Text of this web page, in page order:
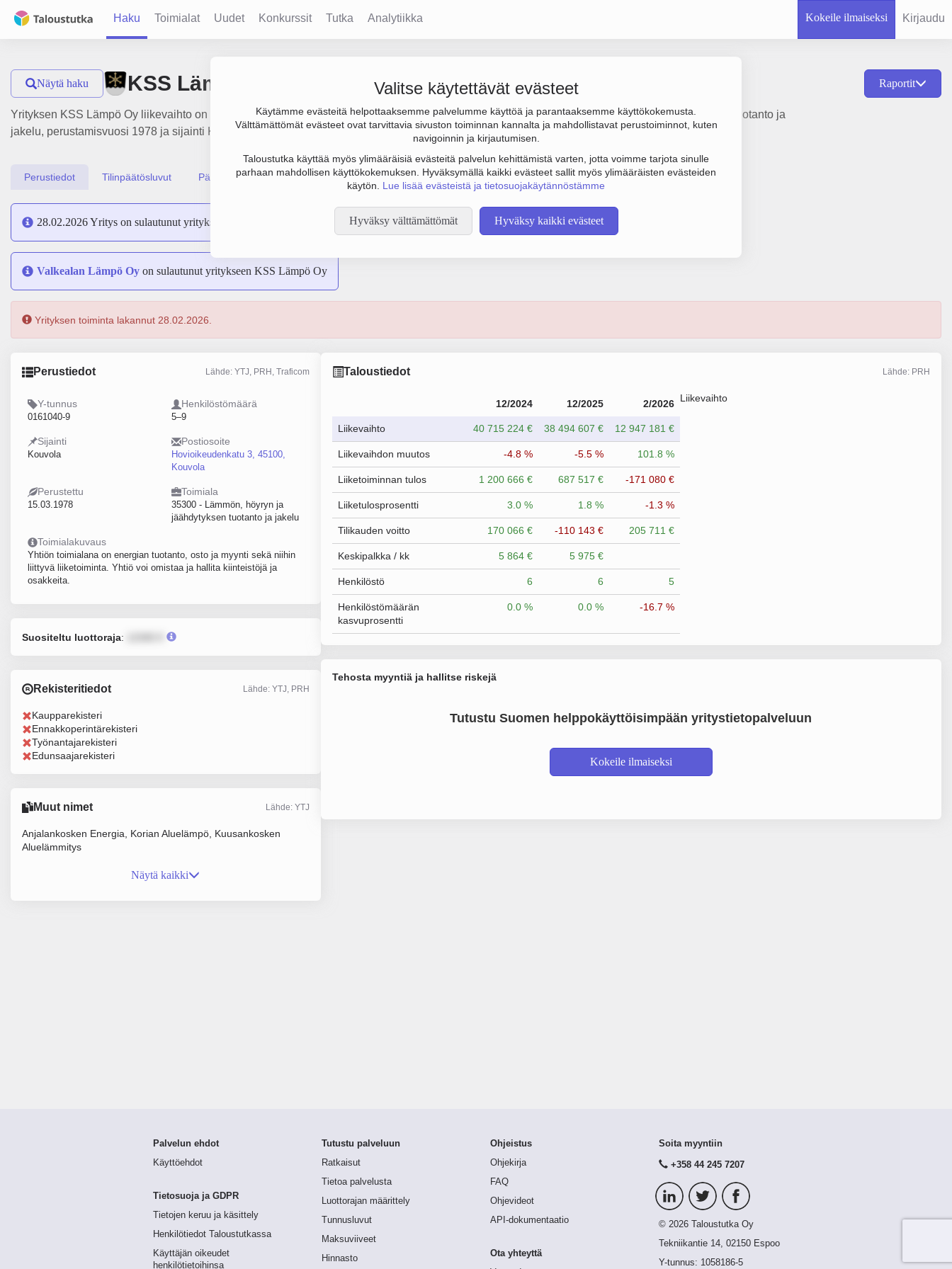
Haku Toimialat Uudet Konkurssit Tutka Analytiikka Kokeile ilmaiseksi Kirjaudu
Valitse käytettävät evästeet
Käytämme evästeitä helpottaaksemme palvelumme käyttöä ja parantaaksemme käyttökokemusta.
Välttämättömät evästeet ovat tarvittavia sivuston toiminnan kannalta ja mahdollistavat perustoiminnot, kuten
navigoinnin ja kirjautumisen.
Taloustutka käyttää myös ylimääräisiä evästeitä palvelun kehittämistä varten, jotta voimme tarjota sinulle
parhaan mahdollisen käyttökokemuksen. Hyväksymällä kaikki evästeet sallit myös ylimääräisten evästeiden
käytön. Lue lisää evästeistä ja tietosuojakäytännöstämme
Hyväksy välttämättömät Hyväksy kaikki evästeet
Näytä haku KSS Lämpö Oy Raportit
Yrityksen KSS Lämpö Oy liikevaihto on 12.9 milj. €, tulos -171 000 € ja henkilöstömäärä 5. Sen päätoimiala on Lämmön, höyryn ja jäähdytyksen tuotanto ja
jakelu, perustamisvuosi 1978 ja sijainti Kouvola. Yrityksen yhtiömuoto Osakeyhtiö (OY).
Perustiedot Tilinpäätösluvut Päättäjätiedot
28.02.2026 Yritys on sulautunut yritykseen
Valkealan Lämpö Oy on sulautunut yritykseen KSS Lämpö Oy
Yrityksen toiminta lakannut 28.02.2026.
Perustiedot Lähde: YTJ, PRH, Traficom
Y-tunnus
0161040-9
Henkilöstömäärä
5–9
Sijainti
Kouvola
Postiosoite
Hovioikeudenkatu 3, 45100,
Kouvola
Perustettu
15.03.1978
Toimiala
35300 - Lämmön, höyryn ja
jäähdytyksen tuotanto ja jakelu
Toimialakuvaus
Yhtiön toimialana on energian tuotanto, osto ja myynti sekä niihin
liittyvä liiketoiminta. Yhtiö voi omistaa ja hallita kiinteistöjä ja
osakkeita.
Suositeltu luottoraja:
Rekisteritiedot Lähde: YTJ, PRH
Kaupparekisteri
Ennakkoperintärekisteri
Työnantajarekisteri
Edunsaajarekisteri
Muut nimet Lähde: YTJ
Anjalankosken Energia, Korian Aluelämpö, Kuusankosken
Aluelämmitys
Näytä kaikki
Taloustiedot Lähde: PRH
12/2024 12/2025 2/2026
Liikevaihto 40 715 224 € 38 494 607 € 12 947 181 €
Liikevaihdon muutos -4.8 % -5.5 % 101.8 %
Liiketoiminnan tulos 1 200 666 € 687 517 € -171 080 €
Liiketulosprosentti 3.0 % 1.8 % -1.3 %
Tilikauden voitto 170 066 € -110 143 € 205 711 €
Keskipalkka / kk 5 864 € 5 975 €
Henkilöstö 6 6 5
Henkilöstömäärän
kasvuprosentti
0.0 % 0.0 % -16.7 %
Liikevaihto
Tehosta myyntiä ja hallitse riskejä
Tutustu Suomen helppokäyttöisimpään yritystietopalveluun
Kokeile ilmaiseksi
Palvelun ehdot
Käyttöehdot
Tietosuoja ja GDPR
Tietojen keruu ja käsittely
Henkilötiedot Taloustutkassa
Käyttäjän oikeudet
henkilötietoihinsa
Tutustu palveluun
Ratkaisut
Tietoa palvelusta
Luottorajan määrittely
Tunnusluvut
Maksuviiveet
Hinnasto
Ohjeistus
Ohjekirja
FAQ
Ohjevideot
API-dokumentaatio
Ota yhteyttä
Soita myyntiin
+358 44 245 7207
© 2026 Taloustutka Oy
Tekniikantie 14, 02150 Espoo
Y-tunnus: 1058186-5